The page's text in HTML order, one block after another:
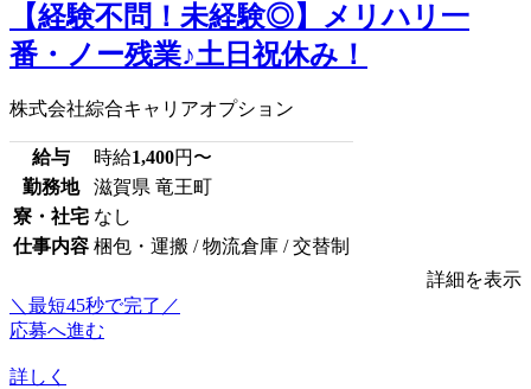
【経験不問！未経験◎】メリハリ一
番・ノー残業♪土日祝休み！
株式会社綜合キャリアオプション
給与 時給1,400円〜
勤務地
滋賀県 竜王町
寮・社宅 なし
仕事内容 梱包・運搬 / 物流倉庫 / 交替制
詳細を表示
＼最短45秒で完了／
応募へ進む
詳しく